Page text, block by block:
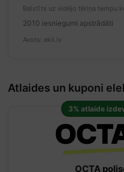
Balstīts uz vidējo tēriņa tempu
2010 iesniegumi apstrādāti
Avots: ekii.lv
Atlaides un kuponi
3% atlaide
OCTA